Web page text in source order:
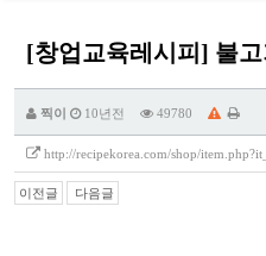
[창업교육레시피] 불
찍이 10년전 49780
http://recipekorea.com/shop/
이전글 다음글